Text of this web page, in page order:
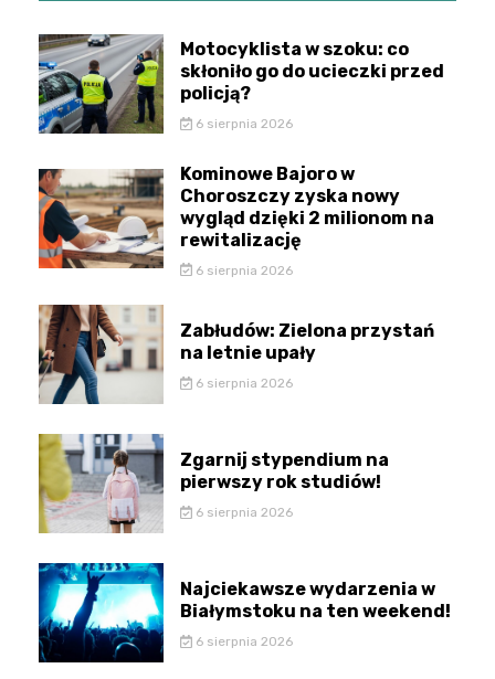
Motocyklista w szoku: co
skłoniło go do ucieczki przed
policją?
6 sierpnia 2026
Kominowe Bajoro w
Choroszczy zyska nowy
wygląd dzięki 2 milionom na
rewitalizację
6 sierpnia 2026
Zabłudów: Zielona przystań
na letnie upały
6 sierpnia 2026
Zgarnij stypendium na
pierwszy rok studiów!
6 sierpnia 2026
Najciekawsze wydarzenia w
Białymstoku na ten weekend!
6 sierpnia 2026